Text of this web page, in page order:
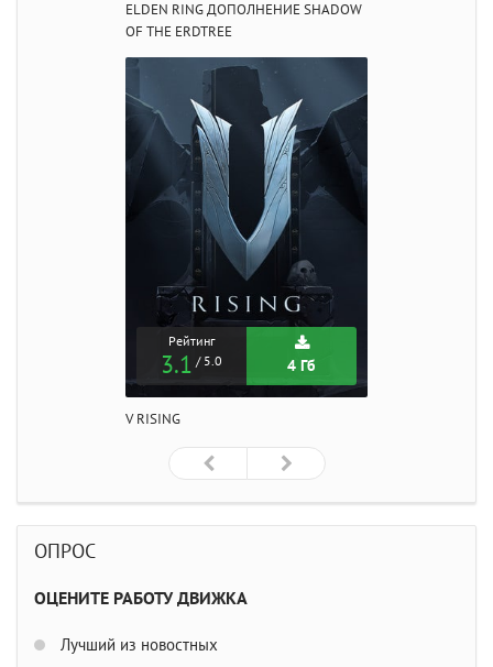
ELDEN RING ДОПОЛНЕНИЕ SHADOW
OF THE ERDTREE
Рейтинг
3.1 / 5.0 4 Гб
V RISING
ОПРОС
ОЦЕНИТЕ РАБОТУ ДВИЖКА
Лучший из новостных